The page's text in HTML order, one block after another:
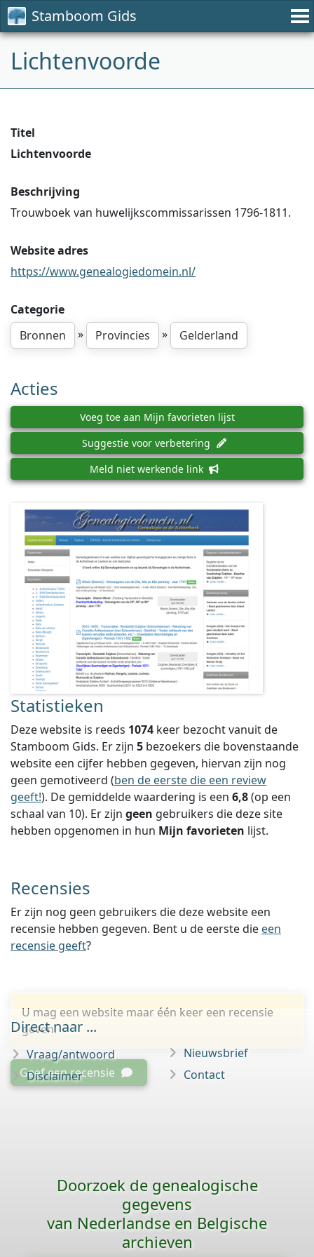
Stamboom Gids
Lichtenvoorde
Titel
Lichtenvoorde
Beschrijving
Trouwboek van huwelijkscommissarissen 1796-1811.
Website adres
https://www.genealogiedomein.nl/
Categorie
Bronnen
» Provincies » Gelderland
Acties
Voeg toe aan Mijn favorieten lijst
Suggestie voor verbetering
Meld niet werkende link
Statistieken
Deze website is reeds 1074 keer bezocht vanuit de
Stamboom Gids. Er zijn 5 bezoekers die bovenstaande
website een cijfer hebben gegeven, hiervan zijn nog
geen gemotiveerd (ben de eerste die een review
geeft!). De gemiddelde waardering is een 6,8(op een
schaal van 10). Er zijn geen gebruikers die deze site
hebben opgenomen in hun Mijn favorieten lijst.
Recensies
Er zijn nog geen gebruikers die deze website een
recensie hebben gegeven. Bent u de eerste die een
recensie geeft?
U mag een website maar één keer een recensie
geven.
Geef een recensie
Direct naar ...
Vraag/antwoord
Disclaimer
Nieuwsbrief
Contact
Doorzoek de genealogische
gegevens
van Nederlandse en Belgische
archieven